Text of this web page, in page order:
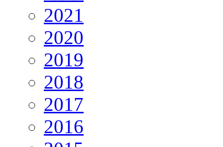
2021
2020
2019
2018
2017
2016